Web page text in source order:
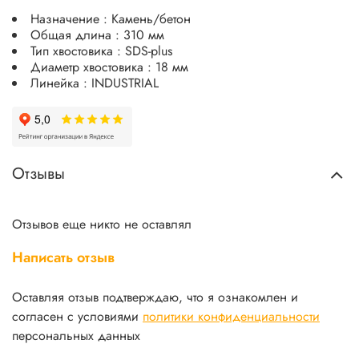
Назначение : Камень/бетон
Общая длина : 310 мм
Тип хвостовика : SDS-plus
Диаметр хвостовика : 18 мм
Линейка : INDUSTRIAL
Отзывы
Отзывов еще никто не оставлял
Написать отзыв
Оставляя отзыв подтверждаю, что я ознакомлен и
согласен с условиями политики конфиденциальности
персональных данных